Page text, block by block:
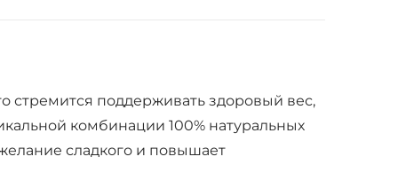
стремится поддерживать здоровый вес,
комбинации 100% натуральных
сладкого и повышает